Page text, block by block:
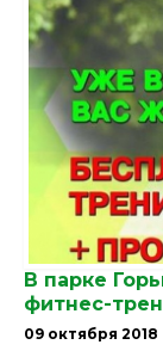
В парке
фитнес-
09 октября 2018